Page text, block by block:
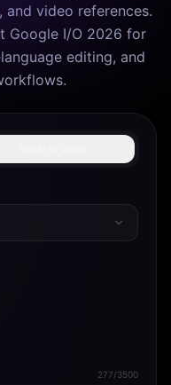
video references.
Google I/O 2026 for
editing, and
277/3500